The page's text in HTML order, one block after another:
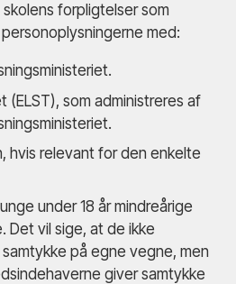
forpligtelser som
med:
som administreres af
hvis relevant for den enkelte
under 18 år mindreårige
Det vil sige, at de ikke
på egne vegne, men
giver samtykke